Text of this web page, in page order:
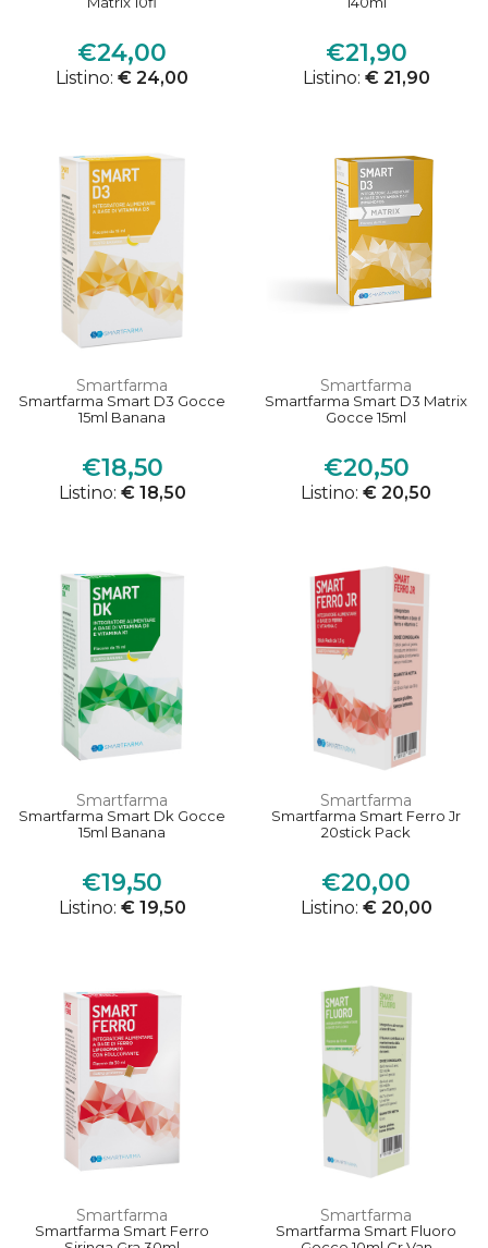
€24,00
Listino: € 24,00
€21,90
Listino: € 21,90
Smartfarma
Smartfarma Smart D3 Gocce
15ml Banana
€18,50
Listino: € 18,50
Smartfarma
Smartfarma Smart D3 Matrix
Gocce 15ml
€20,50
Listino: € 20,50
Smartfarma
Smartfarma Smart Dk Gocce
15ml Banana
€19,50
Listino: € 19,50
Smartfarma
Smartfarma Smart Ferro Jr
20stick Pack
€20,00
Listino: € 20,00
Smartfarma
Smartfarma Smart Ferro
Smartfarma
Smartfarma Smart Fluoro